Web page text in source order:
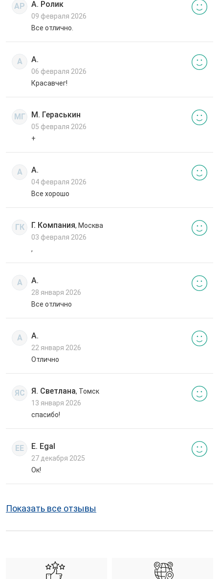
АР А. Ролик
09 февраля 2026
Все отлично.
А А.
06 февраля 2026
Красавчег!
МГ М. Гераськин
05 февраля 2026
+
А А.
04 февраля 2026
Все хорошо
ГК Г. Компания, Москва
03 февраля 2026
,
А А.
28 января 2026
Все отлично
А А.
22 января 2026
Отлично
ЯС Я. Светлана, Томск
13 января 2026
спасибо!
EE E. Egal
27 декабря 2025
Ок!
Показать все отзывы